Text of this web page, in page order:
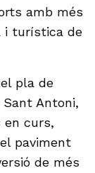
amb més
i turística de
pla de
Antoni,
en curs,
paviment
de més